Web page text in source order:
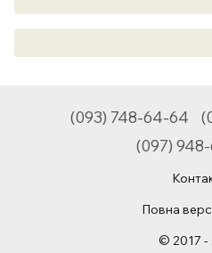
(093) 748-64-64
(097)
Повна
© 2017 -